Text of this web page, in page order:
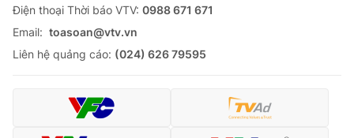
Ðiện thoại Thời báo VTV: 0988 671 671
Email: toasoan@vtv.vn
Liên hệ quảng cáo: (024) 626 79595